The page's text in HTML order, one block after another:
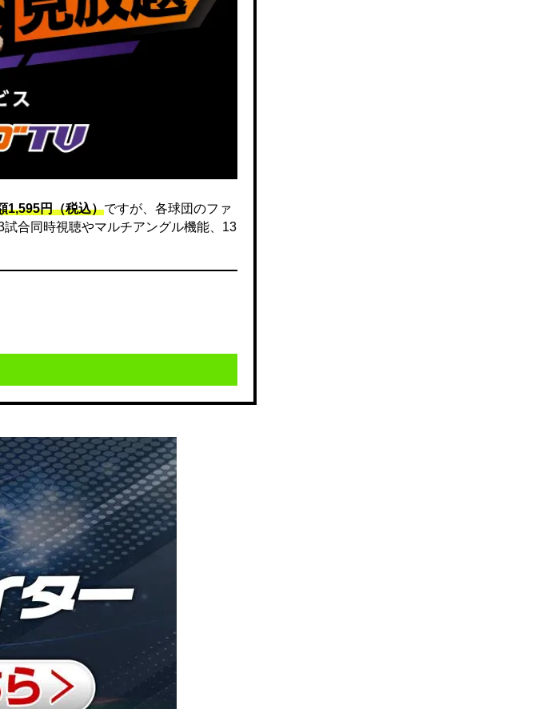
1,595円（税込）ですが、各球団のファ
合同時視聴やマルチアングル機能、13